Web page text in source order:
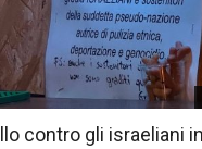
contro gli israeliani